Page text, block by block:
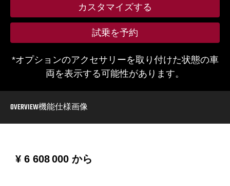
カスタマイズする
試乗を予約
*オプションのアクセサリーを取り付けた状態の車
両を表示する可能性があります。
OVERVIEW機能仕様画像
から
¥ 6 608 000